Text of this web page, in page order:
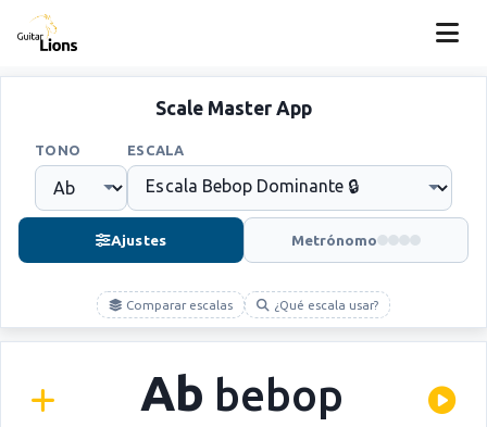
Scale Master App
TONO ESCALA
Ajustes Metrónomo
Comparar escalas ¿Qué escala usar?
Ab bebop